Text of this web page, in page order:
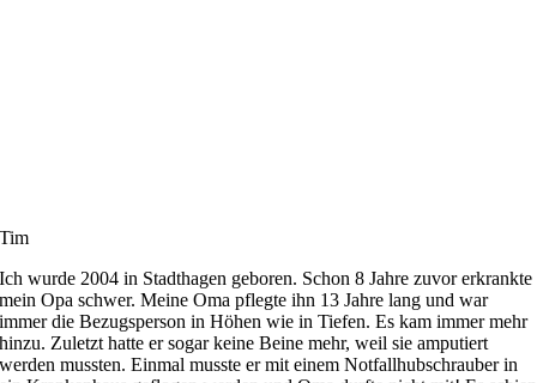
Tim
Ich wurde 2004 in Stadthagen geboren. Schon 8 Jahre zuvor erkrankte
mein Opa schwer. Meine Oma pflegte ihn 13 Jahre lang und war
immer die Bezugsperson in Höhen wie in Tiefen. Es kam immer mehr
hinzu. Zuletzt hatte er sogar keine Beine mehr, weil sie amputiert
werden mussten. Einmal musste er mit einem Notfallhubschrauber in